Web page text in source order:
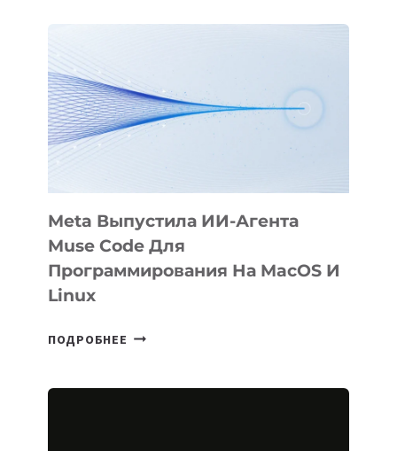
НА
SIGGRAPH
Meta Выпустила ИИ-Агента
Muse Code Для
Программирования На MacOS И
Linux
ПОДРОБНЕЕ META